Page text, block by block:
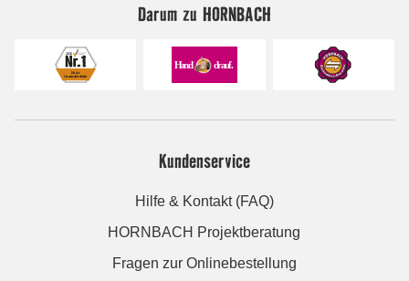
Darum zu HORNBACH
Kundenservice
Hilfe & Kontakt (FAQ)
HORNBACH Projektberatung
Fragen zur Onlinebestellung